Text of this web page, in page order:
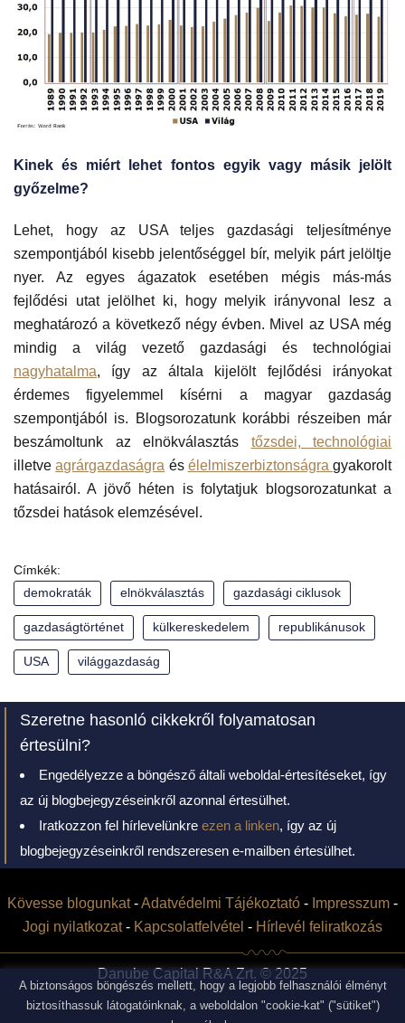
Kinek és miért lehet fontos egyik vagy másik jelölt
győzelme?
Lehet, hogy az USA teljes gazdasági teljesítménye
szempontjából kisebb jelentőséggel bír, melyik párt jelöltje
nyer. Az egyes ágazatok esetében mégis más-más
fejlődési utat jelölhet ki, hogy melyik irányvonal lesz a
meghatározó a következő négy évben. Mivel az USA még
mindig a világ vezető gazdasági és technológiai
nagyhatalma, így az általa kijelölt fejlődési irányokat
érdemes figyelemmel kísérni a magyar gazdaság
szempontjából is. Blogsorozatunk korábbi részeiben már
beszámoltunk az elnökválasztás tőzsdei, technológiai
illetveagrárgazdaságra és élelmiszerbiztonságra gyakorolt
hatásairól. A jövő héten is folytatjuk blogsorozatunkat a
tőzsdei hatások elemzésével.
Címkék:
demokraták
elnökválasztás gazdasági ciklusok
gazdaságtörténet külkereskedelem republikánusok
USA világgazdaság
Szeretne hasonló cikkekről folyamatosan
értesülni?
Engedélyezze a böngésző általi weboldal-értesítéseket, így
az új blogbejegyzéseinkről azonnal értesülhet.
Iratkozzon fel hírlevelünkre ezen a linken, így az új
blogbejegyzéseinkről rendszeresen e-mailben értesülhet.
Kövesse blogunkat-Adatvédelmi Tájékoztató - Impresszum -
Jogi nyilatkozat- Kapcsolatfelvétel - Hírlevél feliratkozás
Danube Capital R&A Zrt. © 2025
A biztonságos böngészés mellett, hogy a legjobb felhasználói élményt
biztosíthassuk látogatóinknak, a weboldalon "cookie-kat" ("sütiket")